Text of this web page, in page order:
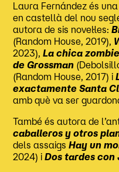
Laura Fernández és
en castellà del nou
autora de sis novel·les:
(Random House, 2019),
2023),La chica zombie
de Grossman
(Random House, 2017) i
exactamente Santa
amb què va ser
També és autora de
caballeros y otros
dels assaigsHay un
2024) iDos tardes con